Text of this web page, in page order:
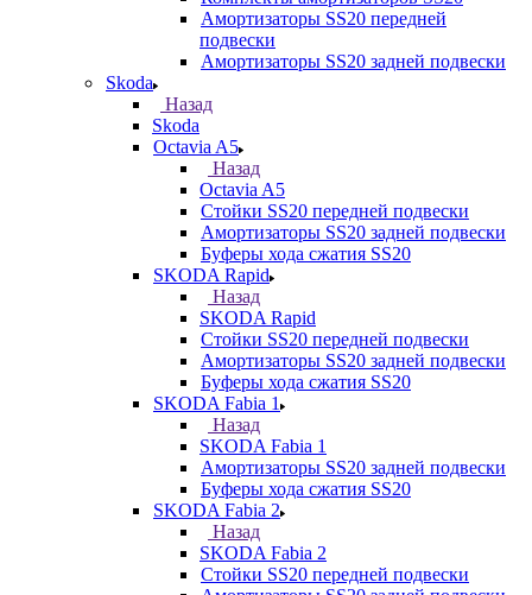
Амортизаторы SS20 передней
подвески
Амортизаторы SS20 задней подвески
Skoda
Назад
Skoda
Octavia A5
Назад
Octavia A5
Стойки SS20 передней подвески
Амортизаторы SS20 задней подвески
Буферы хода сжатия SS20
SKODA Rapid
Назад
SKODA Rapid
Стойки SS20 передней подвески
Амортизаторы SS20 задней подвески
Буферы хода сжатия SS20
SKODA Fabia 1
Назад
SKODA Fabia 1
Амортизаторы SS20 задней подвески
Буферы хода сжатия SS20
SKODA Fabia 2
Назад
SKODA Fabia 2
Стойки SS20 передней подвески